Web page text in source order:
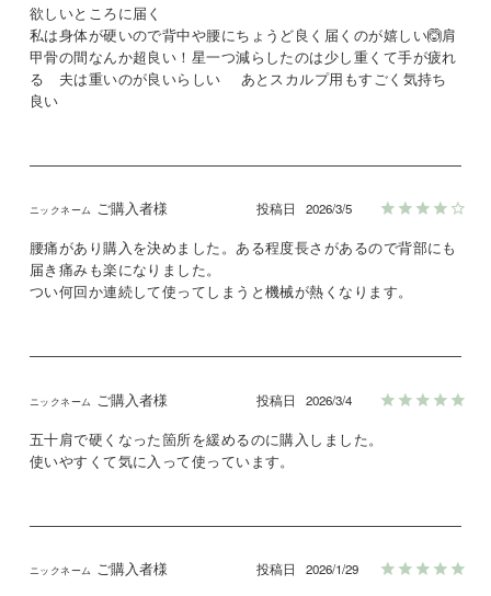
欲しいところに届く
私は身体が硬いので背中や腰にちょうど良く届くのが嬉しい🙆肩
甲骨の間なんか超良い！星一つ減らしたのは少し重くて手が疲れ
る　夫は重いのが良いらしい　 あとスカルプ用もすごく気持ち
良い
ご購入者様 投稿日 2026/3/5
腰痛があり購入を決めました。ある程度長さがあるので背部にも
届き痛みも楽になりました。
つい何回か連続して使ってしまうと機械が熱くなります。
ご購入者様 投稿日 2026/3/4
五十肩で硬くなった箇所を緩めるのに購入しました。
ご購入者様 投稿日 2026/1/29